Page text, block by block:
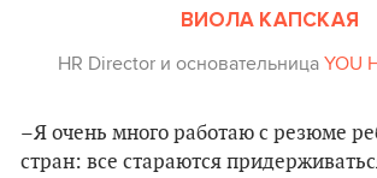
ВИОЛА КАПСКАЯ
HR Director и основательницаYOU
–Я очень много работаю с резюме
стран: все стараются